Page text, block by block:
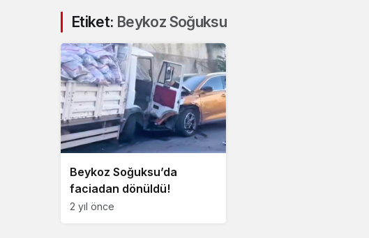
Etiket: Beykoz Soğuksu
Beykoz Soğuksu’da
faciadan dönüldü!
2 yıl önce